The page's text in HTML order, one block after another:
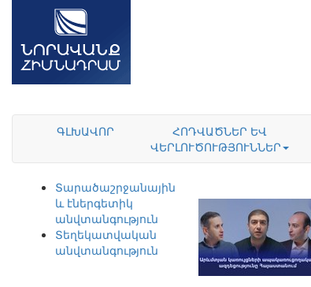
ԳԼԽԱՎՈՐ
ՀՈԴՎԱԾՆԵՐ ԵՎ
ՎԵՐԼՈՒԾՈՒԹՅՈՒՆՆԵՐ
Տարածաշրջանային
և էներգետիկ
անվտանգություն
Տեղեկատվական
անվտանգություն